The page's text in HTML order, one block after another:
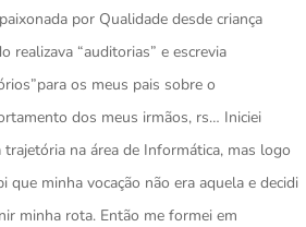
por Qualidade desde criança
realizava “auditorias” e escrevia
os meus pais sobre o
dos meus irmãos, rs… Iniciei
trajetória na área de Informática, mas logo
que minha vocação não era aquela e decidi
minha rota. Então me formei em